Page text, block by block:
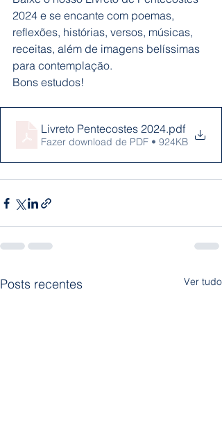
2024 e se encante com poemas,
reflexões, histórias, versos, músicas,
receitas, além de imagens belíssimas
para contemplação.
Bons estudos!
Livreto Pentecostes 2024.pdf
Fazer download de PDF • 924KB
Posts recentes Ver tudo